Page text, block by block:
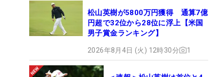
松山英樹が5800万円獲得 通算7億
円超で32位から28位に浮上【米国
男子賞金ランキング】
2026年8月4日 (火) 12時30分 1